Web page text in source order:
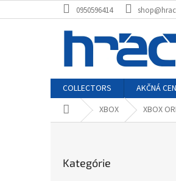
na
0950596414
COLLECTORS AKČNÁ
DomovXBOX XBOX
kategórie
Kategórie